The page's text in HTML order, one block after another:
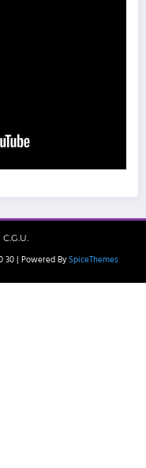
C.G.U.
30 | Powered By SpiceThemes